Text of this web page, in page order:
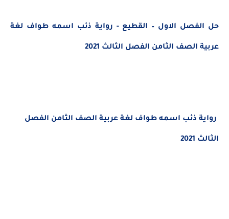
حل الفصل الاول – القطيع - رواية ذئب اسمه طواف لغة
عربية الصف الثامن الفصل الثالث 2021
رواية ذئب اسمه طواف لغة عربية الصف الثامن الفصل
الثالث 2021